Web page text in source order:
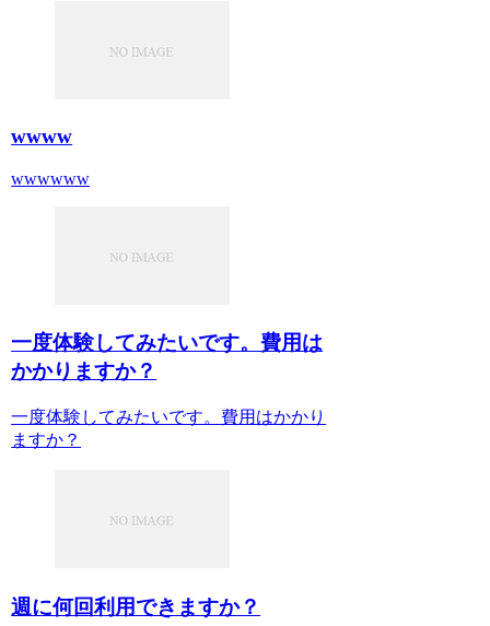
wwww
wwwwww
一度体験してみたいです。費用は
かかりますか？
一度体験してみたいです。費用はかかり
ますか？
週に何回利用できますか？